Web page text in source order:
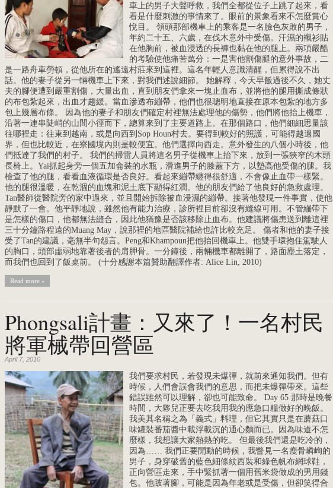
車上的男子大聲呼救，我們全都從位子上跳了起來，看
看是什麼刺激的事情來了。眼前的景象看來不怎麼賞心
悅目。 領頭那部機車上的乘客是一名臉色灰敗的男子，
年約二十五、六歲，在伐木意外中受傷。汗濕的襯衫貼
在他胸前，被血浸透的長褲也黏在他的腿上。兩項嚴酷
的考驗使他痛苦萬分：一是害他割傷腿的意外事故，二
是一路舟車勞頓，從他所在的遙遠村莊來到這裡。這名年輕人意識清醒，但累得說不出
話。他的妻子從另一輛機車上下來，對我們述說細節。 她解釋，今天早飯過後不久，她丈
夫的腳便遭到嚴重割傷，大量出血，直到朋友們拿來一塊止血布，並將他的腿用撕成條狀
的布包紮起來，出血才趨緩。當血滲透布繃帶，他們也很聰明地直接在原本包紮的地方多
包上幾層布條。 因為他的妻子和朋友們確定村裡無法處理他的傷勢，他們將他抬上機車，
沿著一連串陡峭的山間小徑而下，總算來到了主要道路上。在那個路口，他們細細思量該
往哪裡走：往東到越南，或是向西到Sop Houn村去。要得到較好的照護，可能得越過國
界，但也比較近，在寮國境內則是較便宜。他們選擇向西走。意外發生的八個小時後，他
們抵達了我們的村子。 我們的掃雷人員將這名男子從機車上抬下來，放到一張狹窄的木頭
長椅上。Yai抓起身旁一個五加侖裝的水瓶，滑進男子的膝蓋下方，以墊高他受傷的腿。我
檢查了他的腿，看看血液循環是否良好。看起來繃帶纏得很舒適，不會像止血帶一樣緊。
他的腿很溫暖，在乾涸的血塊和泥土底下顯得紅潤。他的朋友們給了他良好的急救處理。
Tan醫師從醫院旁的家中過來，並且開始拆除被血浸濕的繃帶。接著他發現一件事實，使他
靜默了一會。他平靜地說，雖然他有能力治療，診所裡目前卻沒有縫線可用。不管繃帶下
是怎樣的傷口，他都無法縫合，因此他猶豫是否該移除止血布。他建議將傷患送到離這裡
三十分鐘路程遠的Muang May，說那裡的地區醫院補給也許比較充足。 傷者和他的妻子接
受了Tan的建議，毫無半句怨言。Peng和Khampoun把他抬回機車上。他雙手環抱住駕駛人
的胸口，頭部虛弱地靠著後者的肩胛骨。一分鐘後，兩輛機車都離開了，路面塵土落定，
而我們也回到了飯桌前。 (十分感謝本篇贊助翻譯作者: Alice Lin, 2010)
Read more »
Phongsali計畫：又來了！一名村民
將軍械帶回營區
April 7, 2010
我們要求村民，若發現未爆彈，就前來通知我們。但有
時候，人們會誤會我們的意思，而把未爆彈帶來。這些
錯誤雖然可以理解，卻也可能致命。 Day 65 那時是晚餐
時間，大夥兒正要去吃我用我的應急口糧做好的晚飯。
我美其名稱之為「義式」料理，但它其實只是在蘑菇口
味罐裝番茄醬中載浮載沉的通心麵而已。因為味道不怎
麼樣，我想讓大家熱熱的吃。 但最後我們還是吃冷的，
因為…… 我們正要開動的時候，我瞥見一名瘦骨嶙峋的
男子，身穿破舊的藍色細條紋西裝和綠色帆布網球鞋，
正向營區走來，手中緊抓著一個用舊米袋做成的男用錢
包。他跛著腳，可能是因為年老或是受傷，但卻笑得合